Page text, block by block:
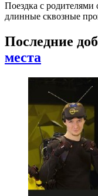
Поездка с родителями
длинные сквозные
Последние
места